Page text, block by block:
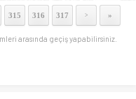
315 316 317 > »
arasında geçiş yapabilirsiniz.